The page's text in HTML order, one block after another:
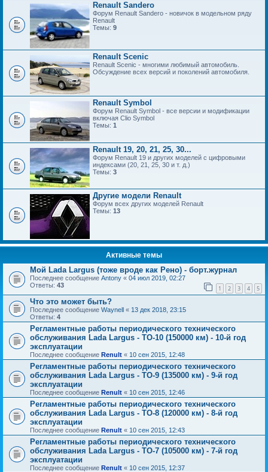
Renault Sandero
Форум Renault Sandero - новичок в модельном ряду
Renault
Темы: 9
Renault Scenic
Renault Scenic - многими любимый автомобиль.
Обсуждение всех версий и поколений автомобиля.
Renault Symbol
Форум Renault Symbol - все версии и модификации
включая Clio Symbol
Темы: 1
Renault 19, 20, 21, 25, 30...
Форум Renault 19 и других моделей с цифровыми
индексами (20, 21, 25, 30 и т. д.)
Темы: 3
Другие модели Renault
Форум всех других моделей Renault
Темы: 13
Активные темы
Мой Lada Largus (тоже вроде как Рено) - борт.журнал
Последнее сообщение Antony « 04 июл 2019, 02:27
Ответы: 43 1 2 3 4 5
Что это может быть?
Последнее сообщение Waynell « 13 дек 2018, 23:15
Ответы: 4
Регламентные работы периодического технического
обслуживания Lada Largus - ТО-10 (150000 км) - 10-й год
эксплуатации
Последнее сообщение Renult « 10 сен 2015, 12:48
Регламентные работы периодического технического
обслуживания Lada Largus - ТО-9 (135000 км) - 9-й год
эксплуатации
Последнее сообщение Renult « 10 сен 2015, 12:46
Регламентные работы периодического технического
обслуживания Lada Largus - ТО-8 (120000 км) - 8-й год
эксплуатации
Последнее сообщение Renult « 10 сен 2015, 12:43
Регламентные работы периодического технического
обслуживания Lada Largus - ТО-7 (105000 км) - 7-й год
эксплуатации
Последнее сообщение Renult « 10 сен 2015, 12:37